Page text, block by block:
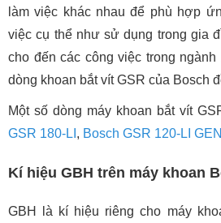
làm việc khác nhau để phù hợp
việc cụ thể như sử dụng trong gia
cho đến các công việc trong
dòng khoan bắt vít GSR của Bosch
Một số dòng máy khoan bắt vít
GSR 180-LI , Bosch GSR 120-LI GEN
Kí hiệu GBH trên máy khoan
GBH là kí hiệu riêng cho máy